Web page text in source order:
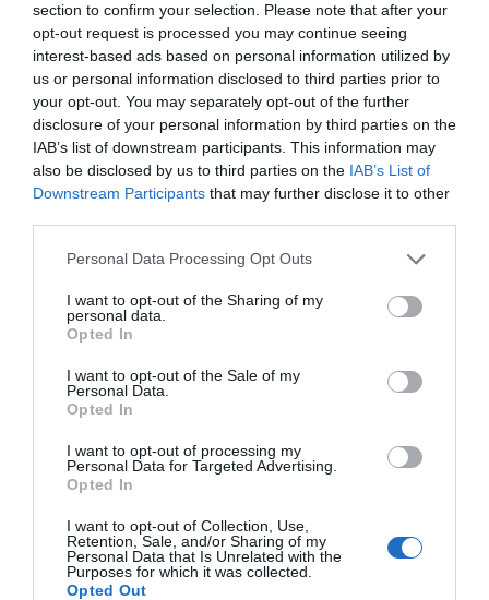
section to confirm your selection. Please note that after your
opt-out request is processed you may continue seeing
interest-based ads based on personal information utilized by
us or personal information disclosed to third parties prior to
your opt-out. You may separately opt-out of the further
disclosure of your personal information by third parties on the
IAB’s list of downstream participants. This information may
also be disclosed by us to third parties on the IAB’s List of
Downstream Participants that may further disclose it to other
Please note that this website/app uses one or more Google
not limited to your visit or usage behaviour. You may click to
grant or deny consent to Google and its third-party tags to
use your data for below specified purposes in below Google
consent section.
Personal Data Processing Opt Outs
I want to opt-out of the Sharing of my
personal data.
Opted In
I want to opt-out of the Sale of my
Personal Data.
Opted In
I want to opt-out of processing my
Personal Data for Targeted Advertising.
Opted In
I want to opt-out of Collection, Use,
Retention, Sale, and/or Sharing of my
Personal Data that Is Unrelated with the
Purposes for which it was collected.
Opted Out
Címkék: új szerelem,Nicole Kidman,pletyka,
kiegyensúlyozottság
Korábbi bejegyzések Következő bejegyzés
HASONLÓ BEJEGYZÉSEK
2026-08-06.
3 ok, amiért egy idősebb nő fiatalabb férfit választ